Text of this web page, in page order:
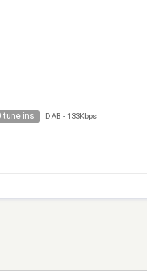
tune ins DAB - 133Kbps